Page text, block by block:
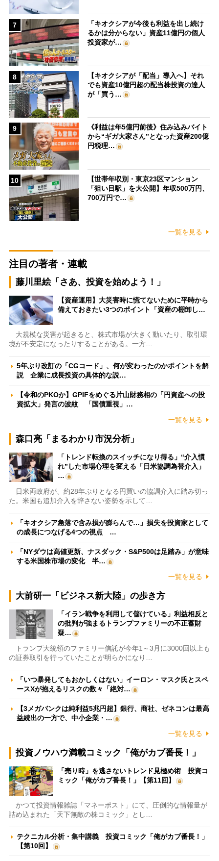
7
「キオクシアが今後も利益を出し続け
るかは分からない」資産11億円の個人
投資家が…
8
【キオクシアが「配当」導入へ】それ
でも資産10億円超の配当株投資の達人
が「買う…
9
《利益は年5億円前後》住み込みバイト
から“ギガ大家さん”となった資産200億
円税理…
10
【世帯年収別・東京23区マンション
「狙い目駅」を大公開】年収500万円、
700万円で…
一覧を見る
注目の著者・連載
藤川里絵「さあ、投資を始めよう！」
【資産運用】大災害時に慌てないために平時から
備えておきたい3つのポイント「資産の棚卸し…
大規模な災害が起きると、株式市場が大きく動いたり、取引環
境が不安定になったりすることがある。一方…
5年ぶり改訂の「CGコード」、何が変わったのかポイントを解
説 企業に成長投資の具体的な説…
【令和のPKOか】GPIFをめぐる片山財務相の「円資産への投
資拡大」発言の波紋 「国債重視」…
一覧を見る
森口亮「まるわかり市況分析」
「トレンド転換のスイッチになり得る」“介入慣
れ”した市場心理を変える「日米協調為替介入」
…
日米両政府が、約28年ぶりとなる円買いの協調介入に踏み切っ
た。米国も追加介入を辞さない姿勢を示して…
「キオクシア急落で含み損が膨らんで…」損失を投資家として
の成長につなげる4つの視点 …
「NYダウは高値更新、ナスダック・S&P500は足踏み」が意味
する米国株市場の変化 半…
一覧を見る
大前研一「ビジネス新大陸」の歩き方
「イラン戦争を利用して儲けている」利益相反と
の批判が強まるトランプファミリーの不正蓄財
疑…
トランプ大統領のファミリー信託が今年1～3月に3000回以上も
の証券取引を行っていたことが明らかになり…
「いつ暴発してもおかしくはない」イーロン・マスク氏とスペ
ースXが抱えるリスクの数々「絶対…
【3メガバンクは純利益5兆円超】銀行、商社、ゼネコンは最高
益続出の一方で、中小企業・…
一覧を見る
投資ノウハウ満載コミック「俺がカブ番長！」
「売り時」を逃さないトレンド見極め術 投資コ
ミック「俺がカブ番長！」【第11回】
かつて投資情報雑誌「マネーポスト」にて、圧倒的な情報量が
詰め込まれた「天下無敵の株コミック」とし…
テクニカル分析・集中講義 投資コミック「俺がカブ番長！」
【第10回】